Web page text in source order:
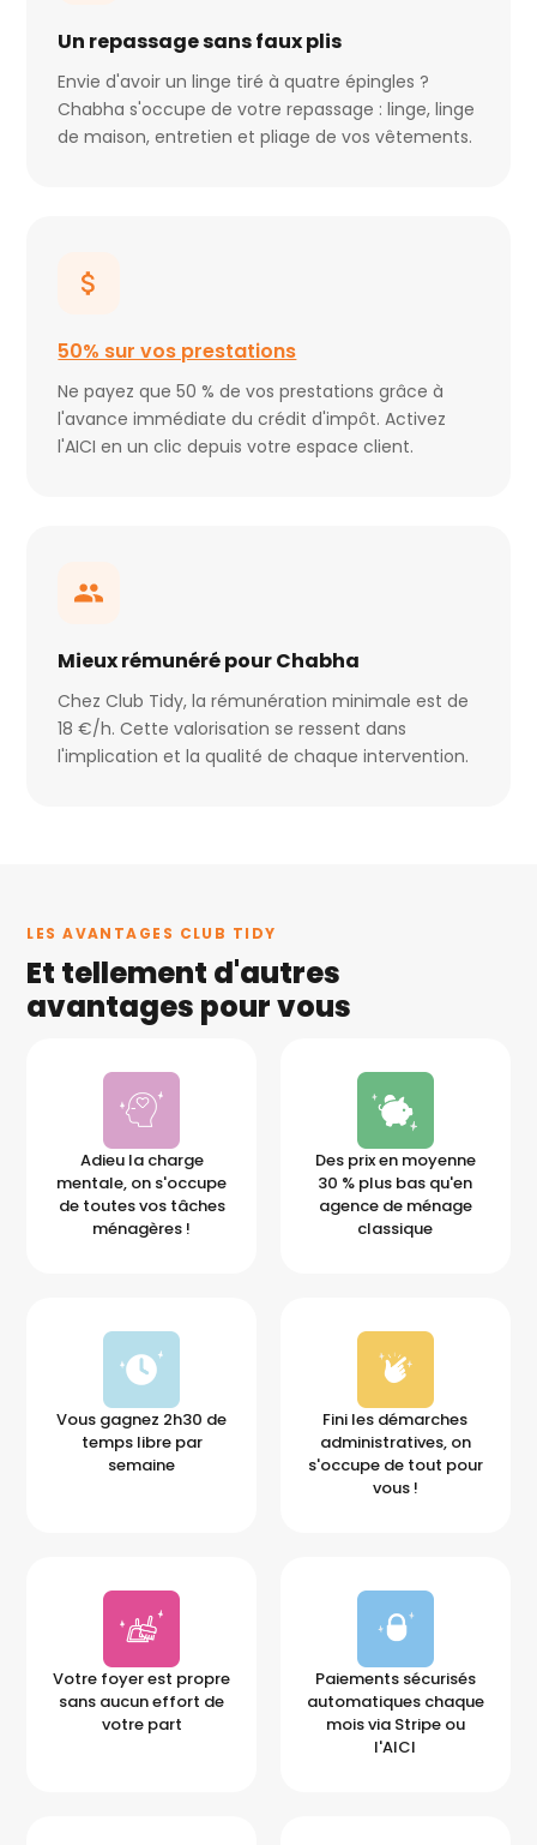
Un repassage sans faux plis
Envie d'avoir un linge tiré à quatre épingles ?
Chabha s'occupe de votre repassage : linge, linge
de maison, entretien et pliage de vos vêtements.
50% sur vos prestations
Ne payez que 50 % de vos prestations grâce à
l'avance immédiate du crédit d'impôt. Activez
l'AICI en un clic depuis votre espace client.
Mieux rémunéré pour Chabha
Chez Club Tidy, la rémunération minimale est de
18 €/h. Cette valorisation se ressent dans
l'implication et la qualité de chaque intervention.
LES AVANTAGES CLUB TIDY
Et tellement d'autres
avantages pour vous
Adieu la charge
mentale, on s'occupe
de toutes vos tâches
ménagères !
Des prix en moyenne
30 % plus bas qu'en
agence de ménage
classique
Vous gagnez 2h30 de
temps libre par
semaine
Fini les démarches
administratives, on
s'occupe de tout pour
vous !
Votre foyer est propre
sans aucun effort de
votre part
Paiements sécurisés
automatiques chaque
mois via Stripe ou
l'AICI